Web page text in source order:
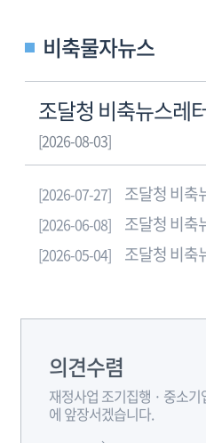
비축물자뉴스
조달청 비축뉴스레
[2026-08-03]
[2026-07-27] 조달청 비축
[2026-06-08] 조달청 비축
[2026-05-04] 조달청 비축
의견수렴
재정사업 조기집행 · 중소
에 앞장서겠습니다.